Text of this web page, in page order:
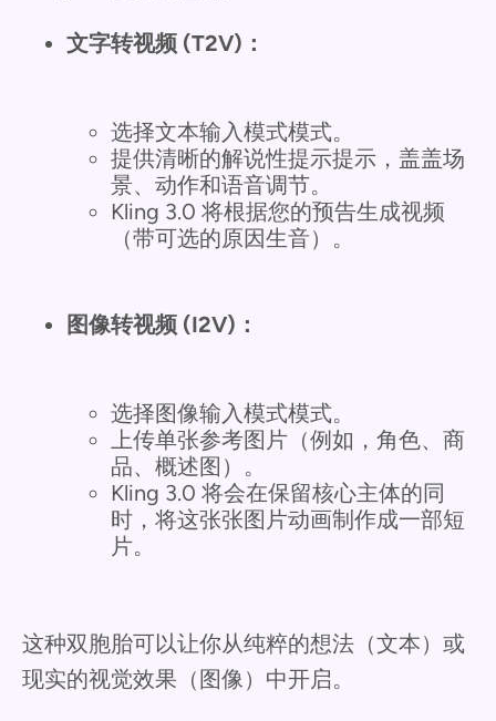
文字转视频 (T2V)：
选择文本输入模式模式。
提供清晰的解说性提示提示，盖盖场
景、动作和语音调节。
Kling 3.0 将根据您的预告生成视频
（带可选的原因生音）。
图像转视频 (I2V)：
选择图像输入模式模式。
上传单张参考图片（例如，角色、商
品、概述图）。
Kling 3.0 将会在保留核心主体的同
时，将这张张图片动画制作成一部短
片。
这种双胞胎可以让你从纯粹的想法（文本）或
现实的视觉效果（图像）中开启。